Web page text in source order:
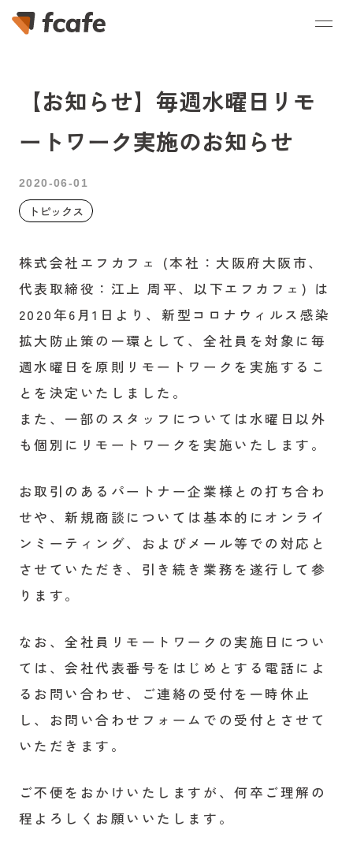
【お知らせ】毎週水曜日リモ
ートワーク実施のお知らせ
2020-06-01
トピックス
株式会社エフカフェ (本社：大阪府大阪市、
代表取締役：江上 周平、以下エフカフェ) は
2020年6月1日より、新型コロナウィルス感染
拡大防止策の一環として、全社員を対象に毎
週水曜日を原則リモートワークを実施するこ
とを決定いたしました。
また、一部のスタッフについては水曜日以外
も個別にリモートワークを実施いたします。
お取引のあるパートナー企業様との打ち合わ
せや、新規商談については基本的にオンライ
ンミーティング、およびメール等での対応と
させていただき、引き続き業務を遂行して参
ります。
なお、全社員リモートワークの実施日につい
ては、会社代表番号をはじめとする電話によ
るお問い合わせ、ご連絡の受付を一時休止
し、お問い合わせフォームでの受付とさせて
いただきます。
ご不便をおかけいたしますが、何卒ご理解の
程よろしくお願いいたします。